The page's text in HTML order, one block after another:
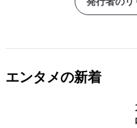
エンタメの新着